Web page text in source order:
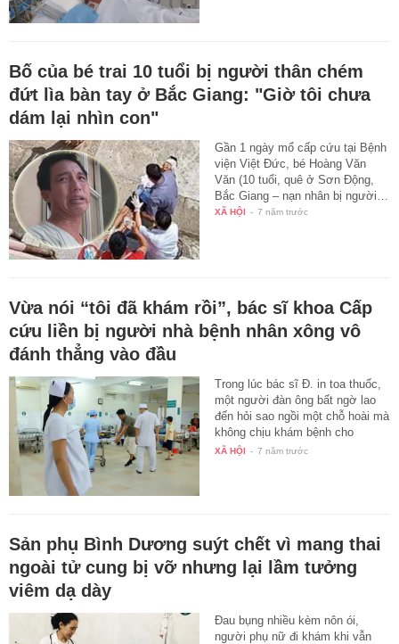
Bố của bé trai 10 tuổi bị người thân chém
đứt lìa bàn tay ở Bắc Giang: "Giờ tôi chưa
dám lại nhìn con"
Gần 1 ngày mổ cấp cứu tại Bệnh
viện Việt Đức, bé Hoàng Văn
Văn (10 tuổi, quê ở Sơn Động,
Bắc Giang – nạn nhân bị người…
XÃ HỘI - 7 năm trước
Vừa nói “tôi đã khám rồi”, bác sĩ khoa Cấp
cứu liền bị người nhà bệnh nhân xông vô
đánh thẳng vào đầu
Trong lúc bác sĩ Đ. in toa thuốc,
một người đàn ông bất ngờ lao
đến hỏi sao ngồi một chỗ hoài mà
không chịu khám bệnh cho
thân…
XÃ HỘI - 7 năm trước
Sản phụ Bình Dương suýt chết vì mang thai
ngoài tử cung bị vỡ nhưng lại lầm tưởng
viêm dạ dày
Đau bụng nhiều kèm nôn ói,
người phụ nữ đi khám khi vẫn